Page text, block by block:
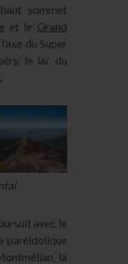
sommet
et le Grand
du Super
le lac du
.
avec le
paréidolique
la